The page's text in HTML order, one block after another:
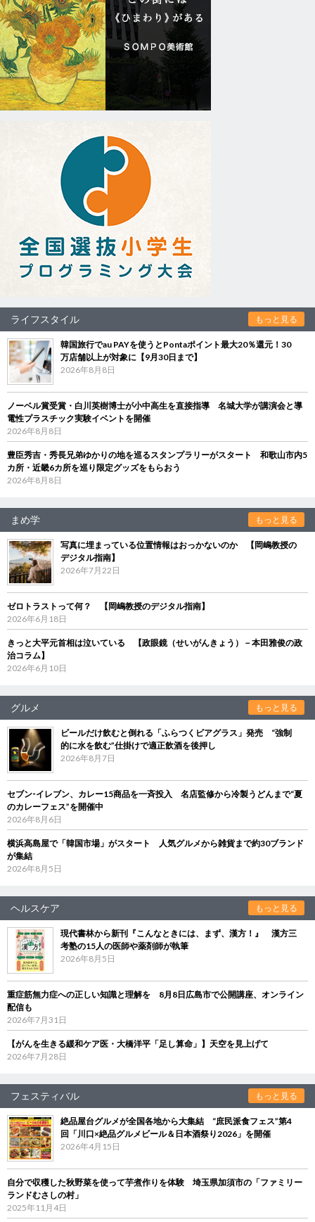
ライフスタイル もっと見る
韓国旅行でau PAYを使うとPontaポイント最大20％還元！30
万店舗以上が対象に【9月30日まで】
2026年8月8日
ノーベル賞受賞・白川英樹博士が小中高生を直接指導 名城大学が講演会と導
電性プラスチック実験イベントを開催
2026年8月8日
豊臣秀吉・秀長兄弟ゆかりの地を巡るスタンプラリーがスタート 和歌山市内5
カ所・近畿6カ所を巡り限定グッズをもらおう
2026年8月8日
まめ学 もっと見る
写真に埋まっている位置情報はおっかないのか 【岡嶋教授の
デジタル指南】
2026年7月22日
ゼロトラストって何？ 【岡嶋教授のデジタル指南】
2026年6月18日
きっと大平元首相は泣いている 【政眼鏡（せいがんきょう）－本田雅俊の政
治コラム】
2026年6月10日
グルメ もっと見る
ビールだけ飲むと倒れる「ふらつくビアグラス」発売 “強制
的に水を飲む”仕掛けで適正飲酒を後押し
2026年8月7日
セブン‐イレブン、カレー15商品を一斉投入 名店監修から冷製うどんまで“夏
のカレーフェス”を開催中
2026年8月6日
横浜高島屋で「韓国市場」がスタート 人気グルメから雑貨まで約30ブランド
が集結
2026年8月5日
ヘルスケア もっと見る
現代書林から新刊『こんなときには、まず、漢方！』 漢方三
考塾の15人の医師や薬剤師が執筆
2026年8月5日
重症筋無力症への正しい知識と理解を 8月8日広島市で公開講座、オンライン
配信も
2026年7月31日
【がんを生きる緩和ケア医・大橋洋平「足し算命」】天空を見上げて
2026年7月28日
フェスティバル もっと見る
絶品屋台グルメが全国各地から大集結 “庶民派食フェス”第4
回「川口×絶品グルメビール＆日本酒祭り2026」を開催
2026年4月15日
自分で収穫した秋野菜を使って芋煮作りを体験 埼玉県加須市の「ファミリー
ランドむさしの村」
2025年11月4日